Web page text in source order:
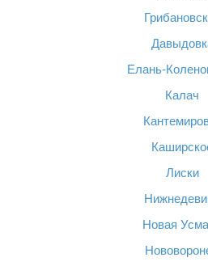
Елань-
Калач
Лиски
Новая